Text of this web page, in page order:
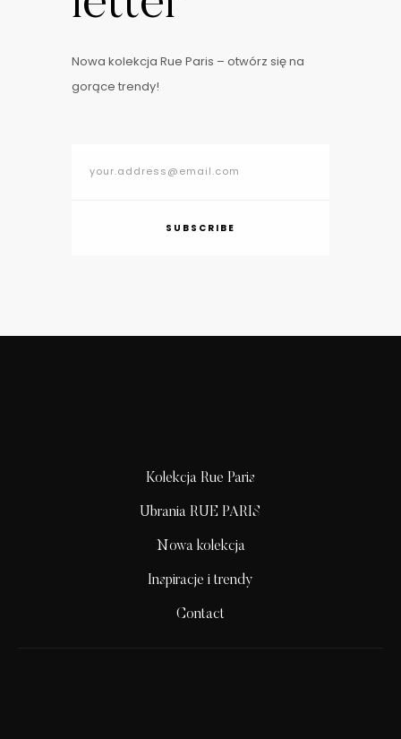
Nowa kolekcja Rue Paris – otwórz się na
gorące trendy!
SUBSCRIBE
Kolekcja Rue Paris
Ubrania RUE PARIS
Nowa kolekcja
Inspiracje i trendy
Contact